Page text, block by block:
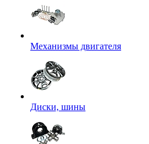
Механизмы двигателя
Диски, шины